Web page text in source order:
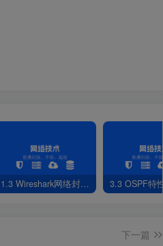
1.3 Wireshark网络封包分析软件 3.3 OSPF特性
下一篇